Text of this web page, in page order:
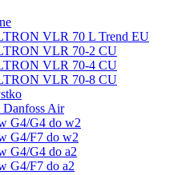
VLR 70 L Trend EU
VLR 70-2 CU
VLR 70-4 CU
VLR 70-8 CU
Danfoss Air
G4/G4 do w2
G4/F7 do w2
G4/G4 do a2
G4/F7 do a2